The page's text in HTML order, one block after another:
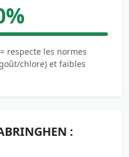
respecte les normes
chlore) et faibles
: